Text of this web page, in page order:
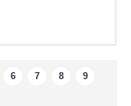
6 7 8
9